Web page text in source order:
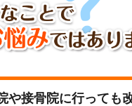
や接骨院に行っても